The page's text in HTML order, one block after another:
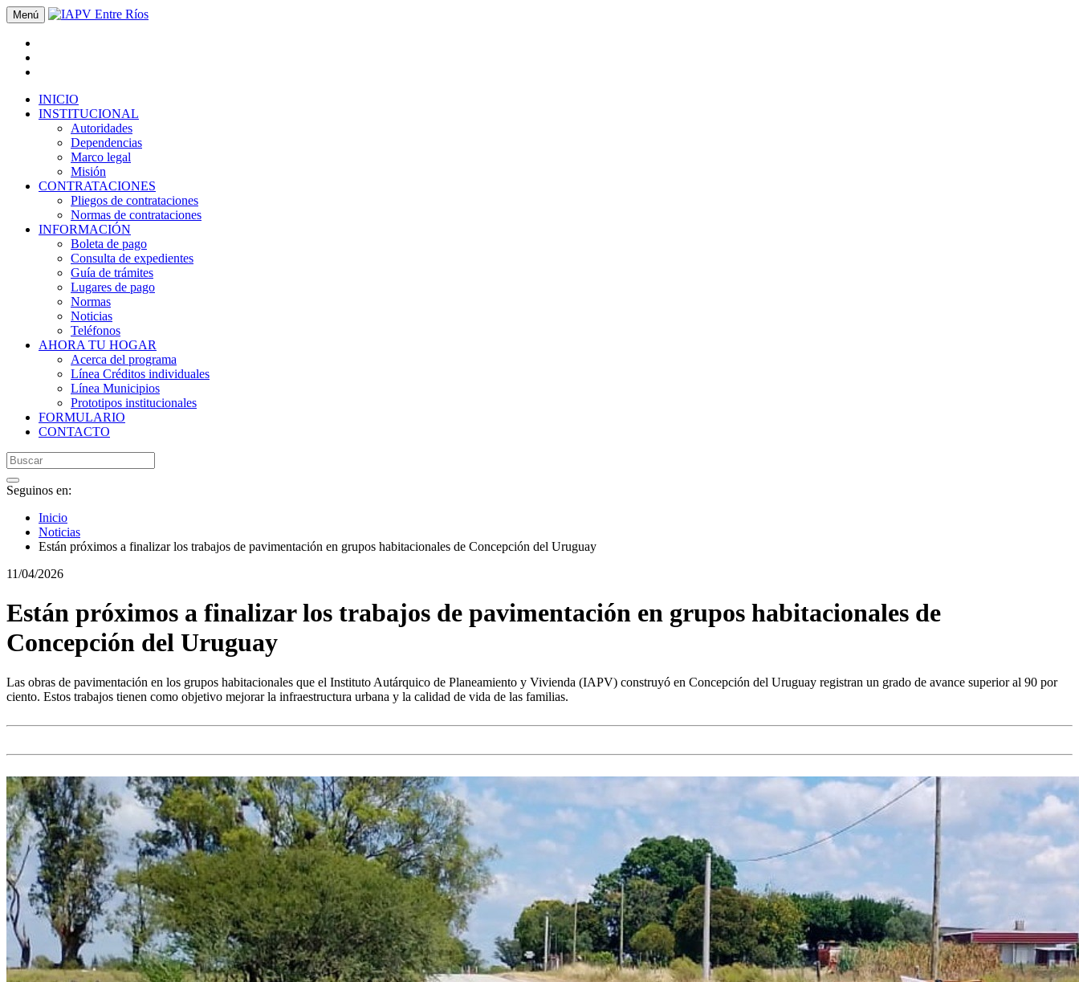
Menú
INICIO
INSTITUCIONAL
Autoridades
Dependencias
Marco legal
Misión
CONTRATACIONES
Pliegos de contrataciones
Normas de contrataciones
INFORMACIÓN
Boleta de pago
Consulta de expedientes
Guía de trámites
Lugares de pago
Normas
Noticias
Teléfonos
AHORA TU HOGAR
Acerca del programa
Línea Créditos individuales
Línea Municipios
Prototipos institucionales
FORMULARIO
CONTACTO
Seguinos en:
Inicio
Noticias
Están próximos a finalizar los trabajos de pavimentación en grupos habitacionales de Concepción del Uruguay
11/04/2026
Están próximos a finalizar los trabajos de pavimentación en grupos habitacionales de
Concepción del Uruguay
Las obras de pavimentación en los grupos habitacionales que el Instituto Autárquico de Planeamiento y Vivienda (IAPV) construyó en Concepción del Uruguay registran un grado de avance superior al 90 por
ciento. Estos trabajos tienen como objetivo mejorar la infraestructura urbana y la calidad de vida de las familias.